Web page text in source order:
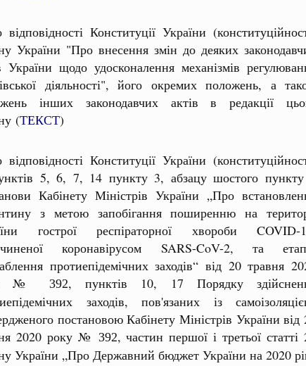
Конституції України
України "Про внесення змін до деяких
України щодо удосконалення механізмів
діяльності", його окремих положень, а
інших законодавчих актів в редакції
(ТЕКСТ)
Конституції України
5, 6, 7, 14 пункту 3, абзацу шостого
Кабінету Міністрів України „Про
з метою запобігання поширенню на
гострої респіраторної хвороби COVID-
коронавірусом SARS-CoV-2, та
протиепідемічних заходів“ від 20 травня
№
392, пунктів 10, 17 Порядку
заходів, пов'язаних із
постановою Кабінету Міністрів України від
2020 року № 392, частин першої і третьої статті
України „Про Державний бюджет України на 2020